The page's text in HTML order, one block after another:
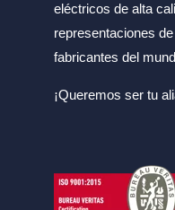
eléctricos de alta
representaciones
fabricantes del
¡Queremos ser tu